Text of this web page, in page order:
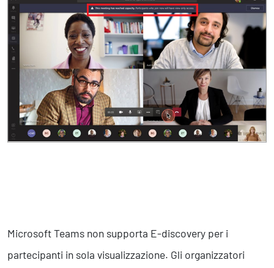
Microsoft Teams non supporta E-discovery per i
partecipanti in sola visualizzazione. Gli organizzatori